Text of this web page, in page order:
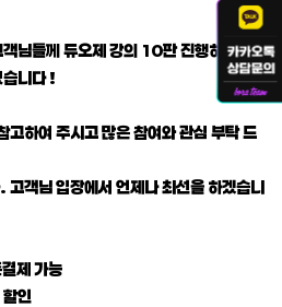
님들께 듀오제 강의 10판 진행하시면 1
습니다 !
고하여 주시고 많은 참여와 관심 부탁 드
고객님 입장에서 언제나 최선을 하겠습니
제 가능
인